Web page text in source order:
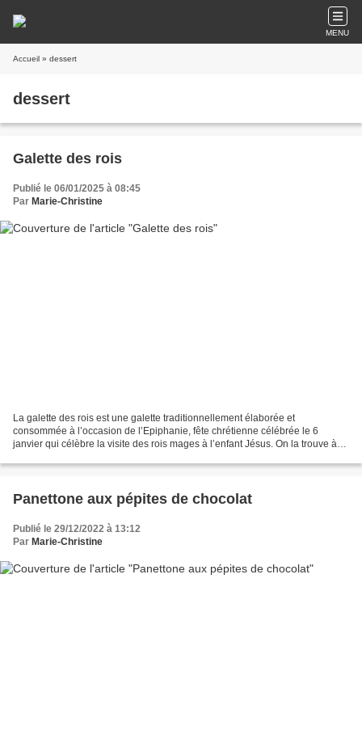
MENU
Accueil » dessert
dessert
Galette des rois
Publié le 06/01/2025 à 08:45
Par Marie-Christine
La galette des rois est une galette traditionnellement élaborée et
consommée à l’occasion de l’Epiphanie, fête chrétienne célébrée le 6
janvier qui célèbre la visite des rois mages à l’enfant Jésus. On la trouve à
Panettone aux pépites de chocolat
Publié le 29/12/2022 à 13:12
Par Marie-Christine